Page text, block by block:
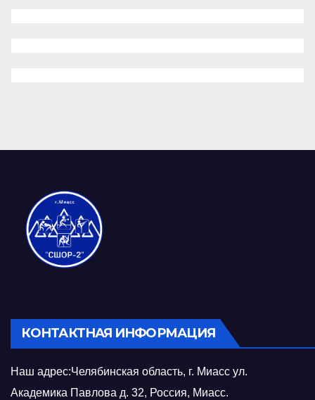
КОНТАКТНАЯ ИНФОРМАЦИЯ
Наш адрес:Челябинская область, г. Миасс ул.
Академика Павлова д. 32, Россия, Миасс.